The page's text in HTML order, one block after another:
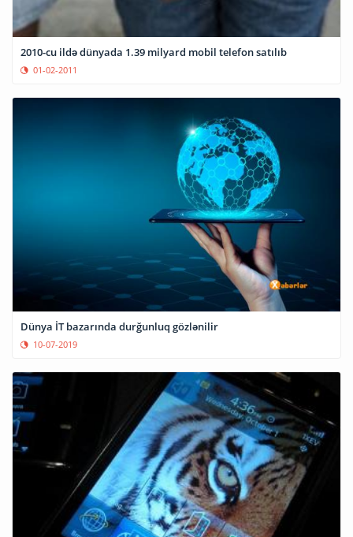
2010-cu ildə dünyada 1.39 milyard mobil telefon satılıb
01-02-2011
Dünya İT bazarında durğunluq gözlənilir
10-07-2019